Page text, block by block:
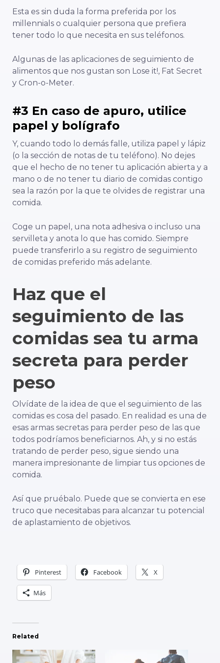
Esta es sin duda la forma preferida por los
millennials o cualquier persona que prefiera
tener todo lo que necesita en sus teléfonos.
Algunas de las aplicaciones de seguimiento de
alimentos que nos gustan son Lose it!, Fat Secret
y Cron-o-Meter.
#3 En caso de apuro, utilice
papel y bolígrafo
Y, cuando todo lo demás falle, utiliza papel y lápiz
(o la sección de notas de tu teléfono). No dejes
que el hecho de no tener tu aplicación abierta y a
mano o de no tener tu diario de comidas contigo
sea la razón por la que te olvides de registrar una
comida.
Coge un papel, una nota adhesiva o incluso una
servilleta y anota lo que has comido. Siempre
puede transferirlo a su registro de seguimiento
de comidas preferido más adelante.
Haz que el
seguimiento de las
comidas sea tu arma
secreta para perder
peso
Olvídate de la idea de que el seguimiento de las
comidas es cosa del pasado. En realidad es una de
esas armas secretas para perder peso de las que
todos podríamos beneficiarnos. Ah, y si no estás
tratando de perder peso, sigue siendo una
manera impresionante de limpiar tus opciones de
comida.
Así que pruébalo. Puede que se convierta en ese
truco que necesitabas para alcanzar tu potencial
de aplastamiento de objetivos.
Pinterest Facebook X
Más
Related